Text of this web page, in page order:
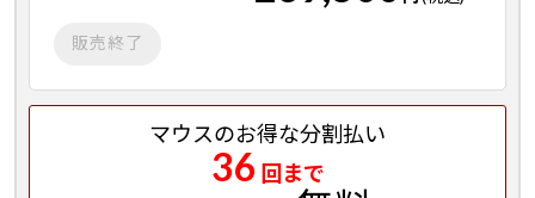
販売終了
マウスのお得な分割払い
36 回まで